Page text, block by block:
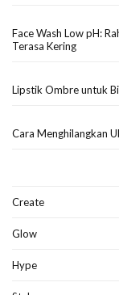
Face Wash Low pH:
Terasa Kering
Lipstik Ombre untuk
Cara Menghilangkan
Create
Glow
Hype